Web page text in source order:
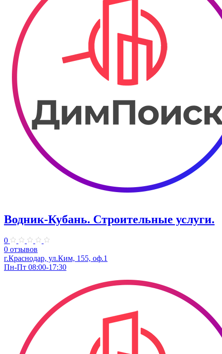
Водник-Кубань. Строительные услуги.
0
0 отзывов
г.Краснодар, ул.Ким, 155, оф.1
Пн-Пт 08:00-17:30